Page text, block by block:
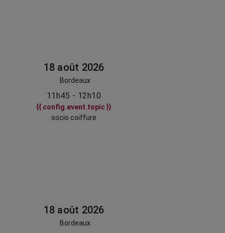
18 août 2026
Bordeaux
11h45 - 12h10
{{ config.event.topic }}
socio coiffure
18 août 2026
Bordeaux